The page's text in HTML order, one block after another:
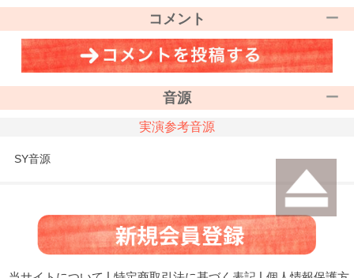
コメント
音源
実演参考音源
SY音源